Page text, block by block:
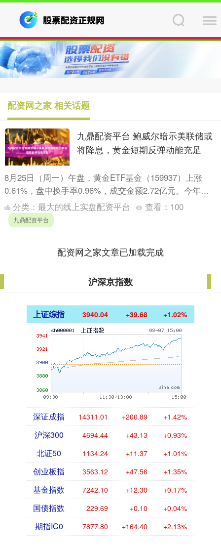
配资网之家 相关话题
九鼎配资平台 鲍威尔暗示美联储或
将降息，黄金短期反弹动能充足
8月25日（周一）午盘，黄金ETF基金（159937）上涨
0.61%，盘中换手率0.96%，成交金额2.72亿元。今年以
来黄金ETF基金涨幅25.17%， 今日....
分类： 最大的线上实盘配资平台 查看： 100
九鼎配资平台
配资网之家文章已加载完成
沪深京指数
上证综指 3940.04 +39.68 +1.02%
深证成指 14311.01 +200.89 +1.42%
沪深300 4694.44 +43.13 +0.93%
北证50 1134.24 +11.37 +1.01%
创业板指 3563.12 +47.56 +1.35%
基金指数 7242.10 +12.30 +0.17%
国债指数 229.69 +0.10 +0.04%
期指IC0 7877.80 +164.40 +2.13%